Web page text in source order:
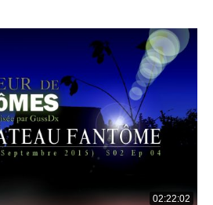
02:22:02